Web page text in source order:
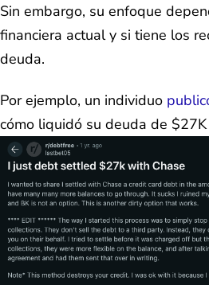
Sin embargo, su enfoque
financiera actual y si tiene los
deuda.
Por ejemplo, un individuo
cómo liquidó su deuda de